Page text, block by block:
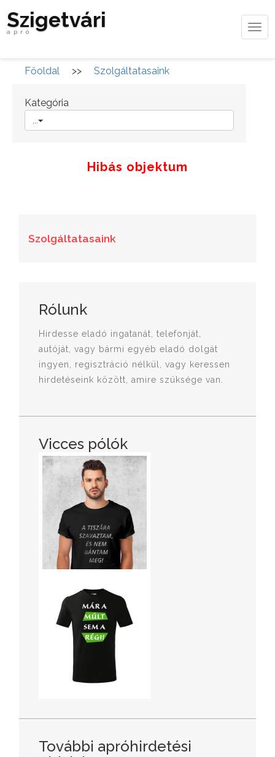
Szigetvári
apró
Főoldal >> Szolgáltatasaink
Kategória
Hibás objektum
Szolgáltatasaink
Rólunk
Hirdesse eladó ingatanát, telefonját,
autóját, vagy bármi egyéb eladó dolgát
ingyen, regisztráció nélkül, vagy keressen
hirdetéseink között, amire szüksége van.
Vicces pólók
További apróhirdetési